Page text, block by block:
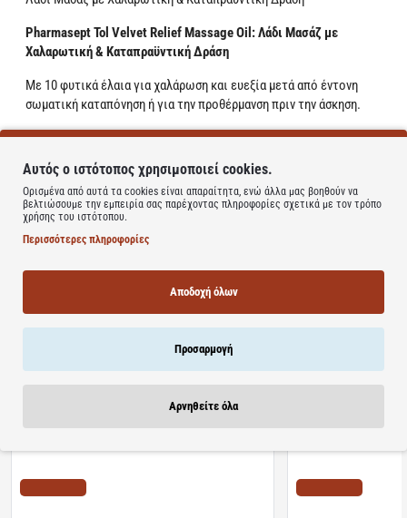
Pharmasept Tol Velvet Relief Massage Oil: Λάδι Μασάζ με
Χαλαρωτική & Καταπραϋντική Δράση
Με 10 φυτικά έλαια για χαλάρωση και ευεξία μετά από έντονη
σωματική καταπόνηση ή για την προθέρμανση πριν την άσκηση.
Με άρνικα, αρπαγόφυτο και βαλσαμόχορτο για μασάζ πάνω σε
Learn more
Σχετικά Προϊόντα Bestsellers Είδατε Πρόσφατα
Προστασία των Βλεννογόνων του Στομάχου &
Μελατονίνη Για
Αυτός ο ιστότοπος χρησιμοποιεί cookies.
Ορισμένα από αυτά τα cookies είναι απαραίτητα, ενώ άλλα μας βοηθούν να
βελτιώσουμε την εμπειρία σας παρέχοντας πληροφορίες σχετικά με τον τρόπο
χρήσης του ιστότοπου.
Περισσότερες πληροφορίες
Αποδοχή όλων
Προσαρμογή
Αρνηθείτε όλα